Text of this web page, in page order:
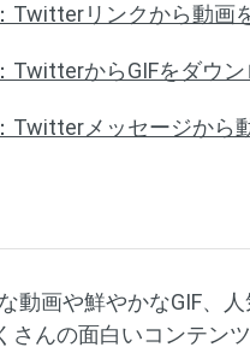
Twitterリンクから動画
TwitterからGIFをダウ
Twitterメッセージから
動画や鮮やかなGIF、
さんの面白いコンテン